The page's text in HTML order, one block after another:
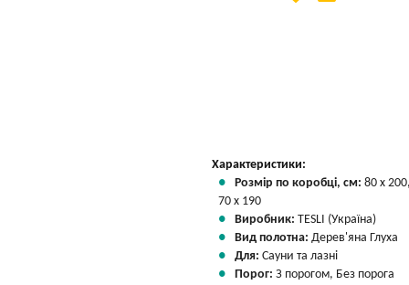
Характеристики:
Розмір по коробці, см: 80 х
70 х 190
Виробник: TESLI (Україна)
Вид полотна: Дерев'яна Глуха
Для: Сауни та лазні
Порог: З порогом, Без порога